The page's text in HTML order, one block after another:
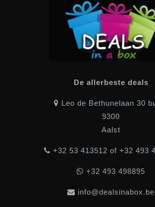
De allerbeste deals
Leo de Bethunelaan 30
9300
Aalst
+32 53 413512 of +32 493
+32 493 498895
info@dealsinabox.be